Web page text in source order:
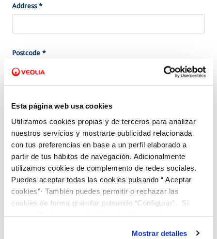
Esta página web usa cookies
Utilizamos cookies propias y de terceros para analizar
nuestros servicios y mostrarte publicidad relacionada
con tus preferencias en base a un perfil elaborado a
partir de tus hábitos de navegación. Adicionalmente
utilizamos cookies de complemento de redes sociales.
Puedes aceptar todas las cookies pulsando “ Aceptar
cookies”· También puedes permitir o rechazar las
cookies de forma granular pulsando “Configurar”. Si
Mostrar detalles
Address*
Postcode *
You can find it on your IBI bill, deeds, or at the Cadastre Office
Rush details